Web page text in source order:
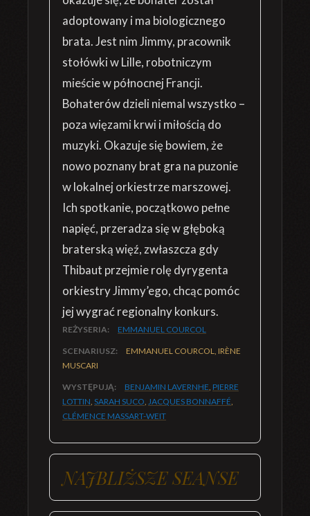
adoptowany i ma biologicznego
brata. Jest nim Jimmy, pracownik
stołówki w Lille, robotniczym
mieście w północnej Francji.
Bohaterów dzieli niemal wszystko –
poza więzami krwi i miłością do
muzyki. Okazuje się bowiem, że
nowo poznany brat gra na puzonie
w lokalnej orkiestrze marszowej.
Ich spotkanie, początkowo pełne
napięć, przeradza się w głęboką
braterską więź, zwłaszcza gdy
Thibaut przejmie rolę dyrygenta
orkiestry Jimmy’ego, chcąc pomóc
jej wygrać regionalny konkurs.
REŻYSERIA: EMMANUEL COURCOL
SCENARIUSZ:
EMMANUEL COURCOL, IRÈNE
MUSCARI
WYSTĘPUJĄ: BENJAMIN LAVERNHE, PIERRE
LOTTIN, SARAH SUCO, JACQUES BONNAFFÉ,
CLÉMENCE MASSART-WEIT
NAJBLIŻSZE SEANSE